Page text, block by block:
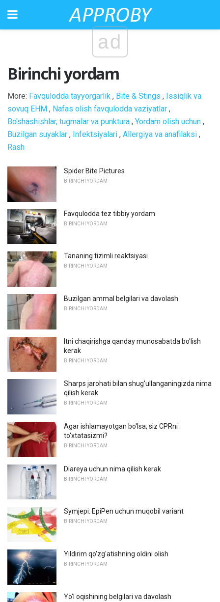
ad
Birinchi yordam
More: Favqulodda tayyorgarlik , Bite & Stings , Issiqlik va
sovuq EHM , Nafas olish favqulodda vaziyatlar ,
Bo'shashishlar, tugmalar va punktura , Yordam olish uchun ,
Buzilgan suyaklar , Infektsiyalari , Allergiya va anafilaksi ,
Rash
Spider Bite Pictures
BIRINCHI YORDAM
Favqulodda tez tibbiy yordam
BIRINCHI YORDAM
Tananing tizimli reaktsiyasi
BIRINCHI YORDAM
Buzilgan ammal belgilari va davolash
BIRINCHI YORDAM
Itni chaqirishga qanday munosabatda bo'lish
kerak
BIRINCHI YORDAM
Sharps jarohati bilan shug'ullanganingizda nima
qilish kerak
BIRINCHI YORDAM
Agar ishlamayotgan bo'lsa, siz CPRni
to'xtatasizmi?
BIRINCHI YORDAM
Diareya uchun nima qilish kerak
BIRINCHI YORDAM
Symjepi: EpiPen uchun muqobil variant
BIRINCHI YORDAM
Yildirim qo'zg'atishning oldini olish
BIRINCHI YORDAM
Yo'l oqishining belgilari va davolash